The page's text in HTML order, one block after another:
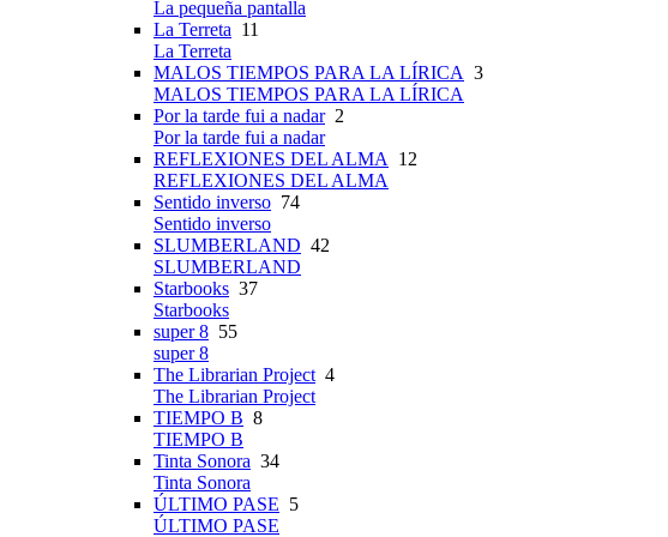
La pequeña pantalla
La Terreta 11
La Terreta
MALOS TIEMPOS PARA LA LÍRICA 3
MALOS TIEMPOS PARA LA LÍRICA
Por la tarde fui a nadar2
Por la tarde fui a nadar
REFLEXIONES DEL ALMA 12
REFLEXIONES DEL ALMA
Sentido inverso 74
Sentido inverso
SLUMBERLAND 42
SLUMBERLAND
Starbooks 37
Starbooks
super 8 55
super 8
The Librarian Project4
The Librarian Project
TIEMPO B 8
TIEMPO B
Tinta Sonora 34
Tinta Sonora
ÚLTIMO PASE 5
ÚLTIMO PASE